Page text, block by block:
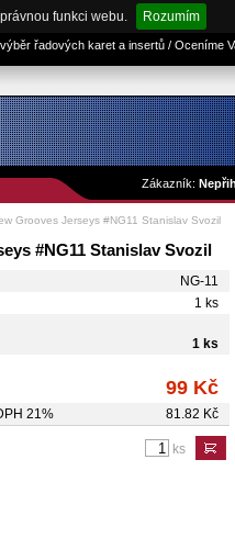
funkci webu. Rozumím
řadových karet a insertů / Oceníme
Zákazník:
Grooves Jerseys #NG11 Stanislav Svozil
#NG11 Stanislav Svozil
NG-11
1 ks
1 ks
99 Kč
21% 81.82 Kč
ks